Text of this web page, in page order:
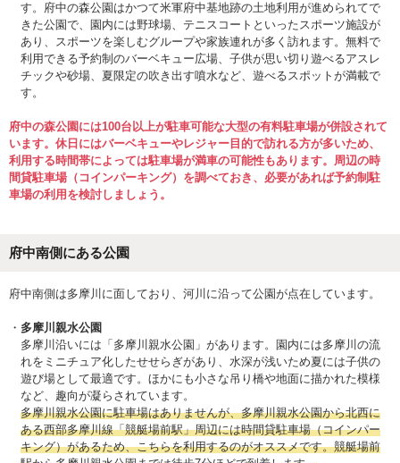
す。府中の森公園はかつて米軍府中基地跡の土地利用が進められてで
きた公園で、園内には野球場、テニスコートといったスポーツ施設が
あり、スポーツを楽しむグループや家族連れが多く訪れます。無料で
利用できる予約制のバーベキュー広場、子供が思い切り遊べるアスレ
チックや砂場、夏限定の吹き出す噴水など、遊べるスポットが満載で
す。
府中の森公園には100台以上が駐車可能な大型の有料駐車場が併設されて
います。休日にはバーベキューやレジャー目的で訪れる方が多いため、
利用する時間帯によっては駐車場が満車の可能性もあります。周辺の時
間貸駐車場（コインパーキング）を調べておき、必要があれば予約制駐
車場の利用を検討しましょう。
府中南側にある公園
府中南側は多摩川に面しており、河川に沿って公園が点在しています。
多摩川親水公園
多摩川沿いには「多摩川親水公園」があります。園内には多摩川の流
れをミニチュア化したせせらぎがあり、水深が浅いため夏には子供の
遊び場として最適です。ほかにも小さな吊り橋や地面に描かれた模様
など、趣向が凝らされています。
多摩川親水公園に駐車場はありませんが、多摩川親水公園から北西に
ある西部多摩川線「競艇場前駅」周辺には時間貸駐車場（コインパー
キング）があるため、こちらを利用するのがオススメです。競艇場前